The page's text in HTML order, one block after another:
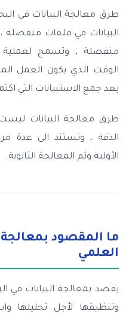
طرق معالجة البيانات في
البيانات في ملفات منفصلة
منفصلة ، وتسمح لعملية
الوقت الذي يكون العمل
بعد جمع الاستبيانات التي
طرق معالجة البيانات
الدقة ، وتستند الى عدة
الأولية وثم المعالجة الثانوية.
ما المقصود بمعالجة
العلمي
يقصد بمعالجة البيانات في
وتنظيفها لأجل تحليلها